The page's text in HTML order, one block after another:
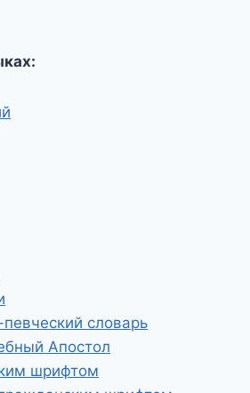
словарь
Апостол
шрифтом